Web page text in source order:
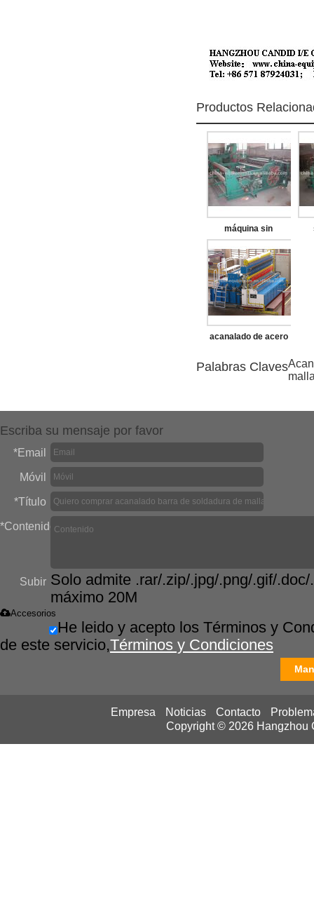
Productos
máquina sin
lanzadera
automática del
acoplamiento que
teje
acanalado de acero
Palabras Claves
Escriba su mensaje por favor
*Email
Móvil
*Título
*Contenido
Subir Solo admite .rar/.zip/.jpg/.png/.gif/
máximo 20M
Accesorios
He leido y acepto los Términos y
de este servicio,Términos y Condiciones
Empresa Noticias Contacto
Copyright © 2026 Hangzhou